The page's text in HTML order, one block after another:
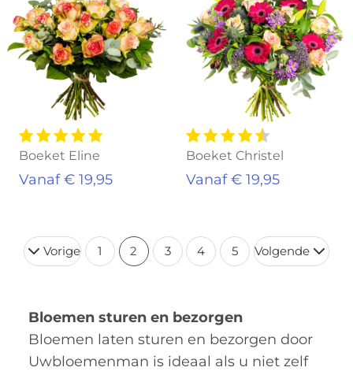
Boeket Eline
Vanaf € 19,95
Boeket Christel
Vanaf € 19,95
Vorige 1 2 3 4 5 Volgende
Bloemen sturen en bezorgen
Bloemen laten sturen en bezorgen door
Uwbloemenman is ideaal als u niet zelf